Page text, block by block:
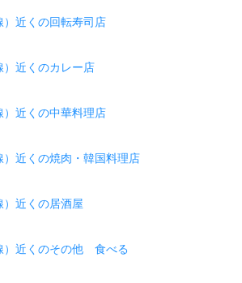
）近くの回転寿司店
）近くのカレー店
）近くの中華料理店
）近くの焼肉・韓国料理店
）近くの居酒屋
）近くのその他 食べる